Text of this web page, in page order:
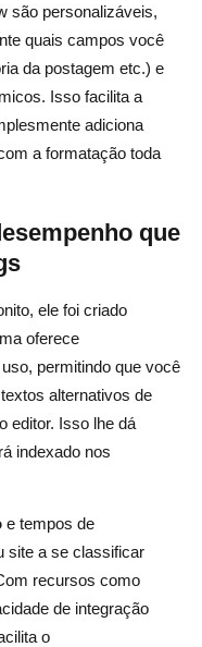
são personalizáveis,
quais campos você
da postagem etc.) e
Isso facilita a
adiciona
a formatação toda
que
ele foi criado
oferece
permitindo que você
alternativos de
editor. Isso lhe dá
indexado nos
e tempos de
site a se classificar
recursos como
de integração
o